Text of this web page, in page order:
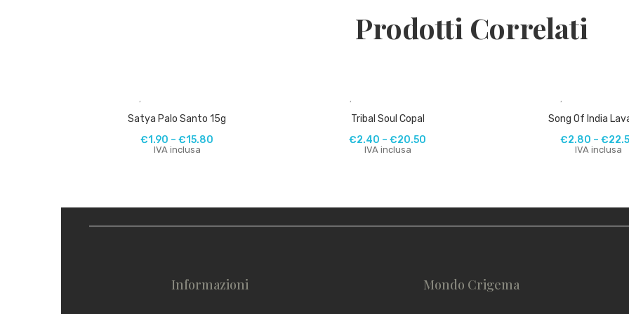
Prodotti Correlati
,
Satya Palo Santo 15g
€1.90 – €15.80
IVA inclusa
,
Tribal Soul Copal
€2.40 – €20.50
IVA inclusa
,
Song Of India
€2.80 – €
IVA inclusa
Informazioni Mondo Crigema